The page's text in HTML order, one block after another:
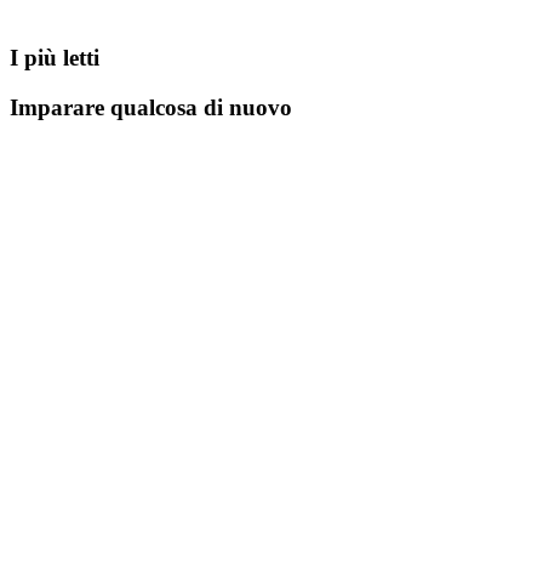
I più letti
Imparare qualcosa di nuovo